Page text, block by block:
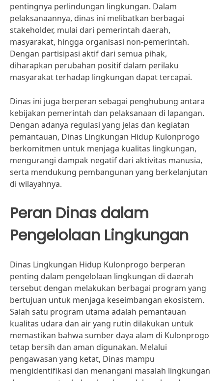
pentingnya perlindungan lingkungan. Dalam
pelaksanaannya, dinas ini melibatkan berbagai
stakeholder, mulai dari pemerintah daerah,
masyarakat, hingga organisasi non-pemerintah.
Dengan partisipasi aktif dari semua pihak,
diharapkan perubahan positif dalam perilaku
masyarakat terhadap lingkungan dapat tercapai.
Dinas ini juga berperan sebagai penghubung antara
kebijakan pemerintah dan pelaksanaan di lapangan.
Dengan adanya regulasi yang jelas dan kegiatan
pemantauan, Dinas Lingkungan Hidup Kulonprogo
berkomitmen untuk menjaga kualitas lingkungan,
mengurangi dampak negatif dari aktivitas manusia,
serta mendukung pembangunan yang berkelanjutan
di wilayahnya.
Peran Dinas dalam
Pengelolaan Lingkungan
Dinas Lingkungan Hidup Kulonprogo berperan
penting dalam pengelolaan lingkungan di daerah
tersebut dengan melakukan berbagai program yang
bertujuan untuk menjaga keseimbangan ekosistem.
Salah satu program utama adalah pemantauan
kualitas udara dan air yang rutin dilakukan untuk
memastikan bahwa sumber daya alam di Kulonprogo
tetap bersih dan aman digunakan. Melalui
pengawasan yang ketat, Dinas mampu
mengidentifikasi dan menangani masalah lingkungan